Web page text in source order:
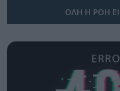
ΟΛΗ Η ΡΟΗ